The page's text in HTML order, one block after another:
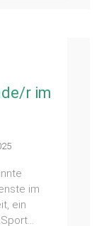
r im
im
ein